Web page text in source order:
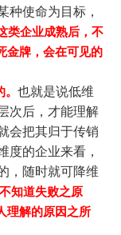
种使命为目标，
类企业成熟后，不
金牌，会在可见的
也就是说低维
次后，才能理解
会把其归于传销
度的企业来看，
，随时就可降维
知道失败之原
理解的原因之所